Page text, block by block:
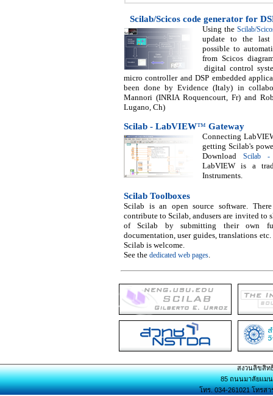
Scilab/Scicos code generator for
Using the Scilab/
update to the
possible to
from Scicos
digital control
micro controller and DSP embedded
been done by Evidence (Italy) in
Mannori (INRIA Roquencourt, Fr) and
Lugano, Ch)
Scilab - LabVIEW™ Gateway
Connecting
getting Scilab's
DownloadScilab -
LabVIEW is a
Instruments.
Scilab Toolboxes
Scilab is an open source software.
contribute to Scilab, andusers are invited to
of Scilab by submitting their own
documentation, user guides, translations
Scilab is welcome.
See the dedicated web pages.
สงวนลิขสิท
85 ถนนมาลัยแมน
โทร. 034-261021 โทรส